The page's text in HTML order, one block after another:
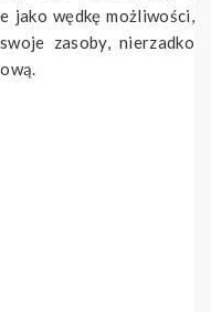
jako wędkę możliwości,
zasoby, nierzadko